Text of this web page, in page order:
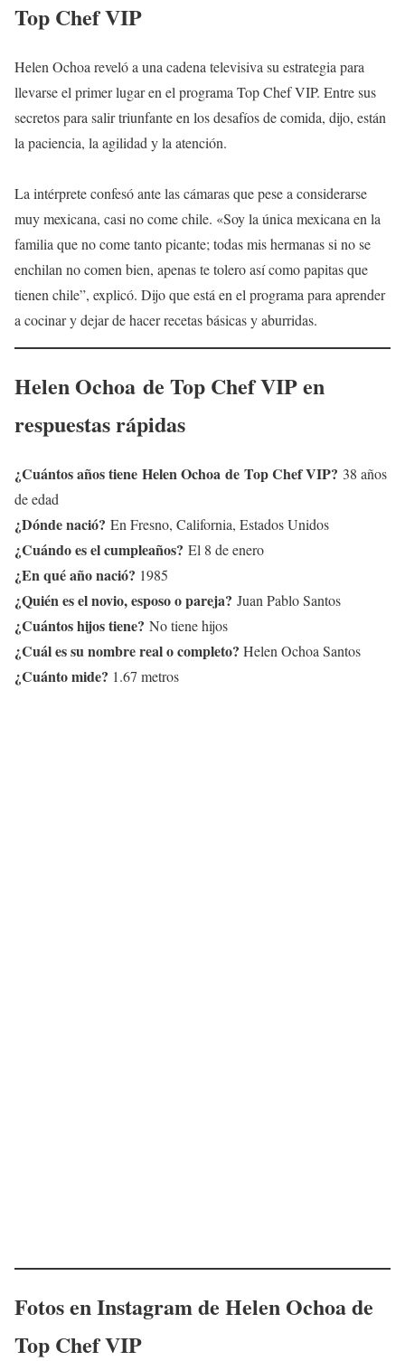
Top Chef VIP
Helen Ochoa reveló a una cadena televisiva su estrategia para
llevarse el primer lugar en el programa Top Chef VIP. Entre sus
secretos para salir triunfante en los desafíos de comida, dijo, están
la paciencia, la agilidad y la atención.
La intérprete confesó ante las cámaras que pese a considerarse
muy mexicana, casi no come chile. «Soy la única mexicana en la
familia que no come tanto picante; todas mis hermanas si no se
enchilan no comen bien, apenas te tolero así como papitas que
tienen chile”, explicó. Dijo que está en el programa para aprender
a cocinar y dejar de hacer recetas básicas y aburridas.
Helen Ochoa de Top Chef VIP en
respuestas rápidas
¿Cuántos años tiene Helen Ochoa de Top Chef VIP? 38 años
de edad
¿Dónde nació? En Fresno, California, Estados Unidos
¿Cuándo es el cumpleaños? El 8 de enero
¿En qué año nació? 1985
¿Quién es el novio, esposo o pareja? Juan Pablo Santos
¿Cuántos hijos tiene? No tiene hijos
¿Cuál es su nombre real o completo? Helen Ochoa Santos
¿Cuánto mide? 1.67 metros
Fotos en Instagram de Helen Ochoade
Top Chef VIP